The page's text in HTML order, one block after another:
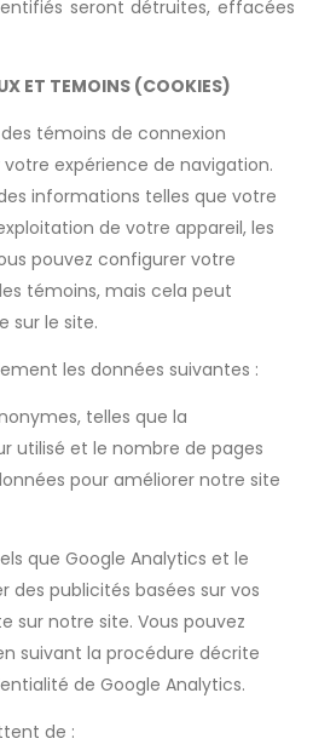
seront détruites, effacées
ET TEMOINS (COOKIES)
témoins de connexion
expérience de navigation.
informations telles que votre
de votre appareil, les
pouvez configurer votre
témoins, mais cela peut
sur le site.
les données suivantes :
telles que la
utilisé et le nombre de pages
pour améliorer notre site
que Google Analytics et le
publicités basées sur vos
sur notre site. Vous pouvez
suivant la procédure décrite
de Google Analytics.
de :